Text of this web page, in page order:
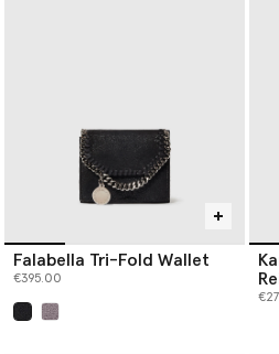
Falabella Tri-Fold Wallet
€395.00